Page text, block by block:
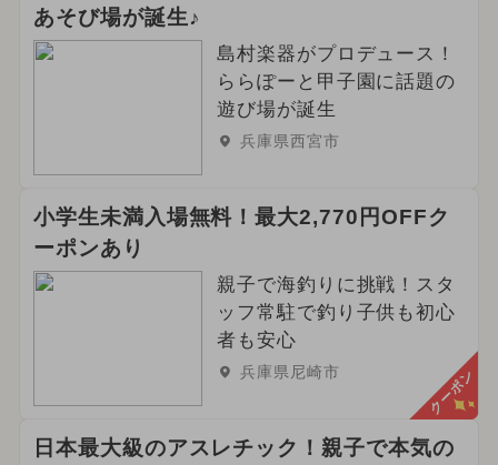
あそび場が誕生♪
島村楽器がプロデュース！
ららぽーと甲子園に話題の
遊び場が誕生
兵庫県西宮市
小学生未満入場無料！最大2,770円OFFク
ーポンあり
親子で海釣りに挑戦！スタ
ッフ常駐で釣り子供も初心
者も安心
兵庫県尼崎市 クーポン
日本最大級のアスレチック！親子で本気の